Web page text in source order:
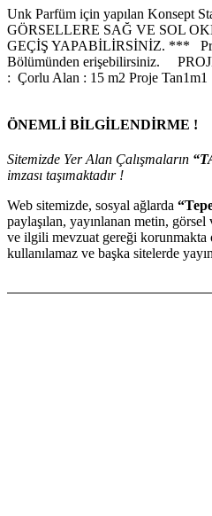
Unk Parfüm için yapılan Konsept
GÖRSELLERE SAĞ VE SOL
GEÇİŞ YAPABİLİRSİNİZ. ***
Bölümünden erişebilirsiniz.
: Çorlu Alan : 15 m2 Proje Tan1m1
ÖNEMLİ BİLGİLENDİRME !
Sitemizde Yer Alan Çalışmaların
imzası taşımaktadır !
Web sitemizde, sosyal ağlarda
paylaşılan, yayınlanan metin, görsel
ve ilgili mevzuat gereği korunmakta
kullanılamaz ve başka sitelerde